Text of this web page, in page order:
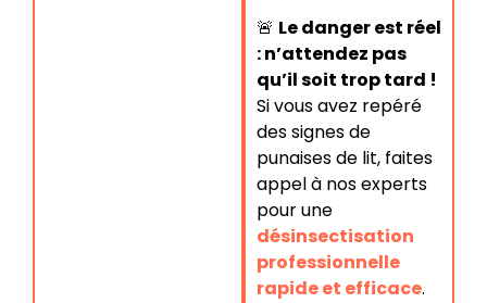
🚨 Le danger est réel
: n’attendez pas
qu’il soit trop tard !
Si vous avez repéré
des signes de
punaises de lit, faites
appel à nos experts
pour une
désinsectisation
professionnelle
rapide et efficace.